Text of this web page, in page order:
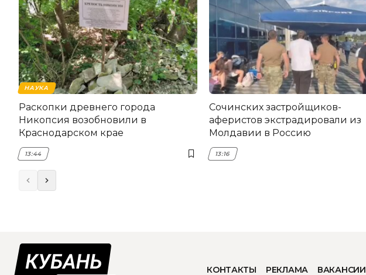
НАУКА
Раскопки древнего города
Никопсия возобновили в
Краснодарском крае
13:44
Сочинских застройщиков-
аферистов экстрадировали из
Молдавии в Россию
13:16
КОНТАКТЫ РЕКЛАМА ВАКАНСИИ